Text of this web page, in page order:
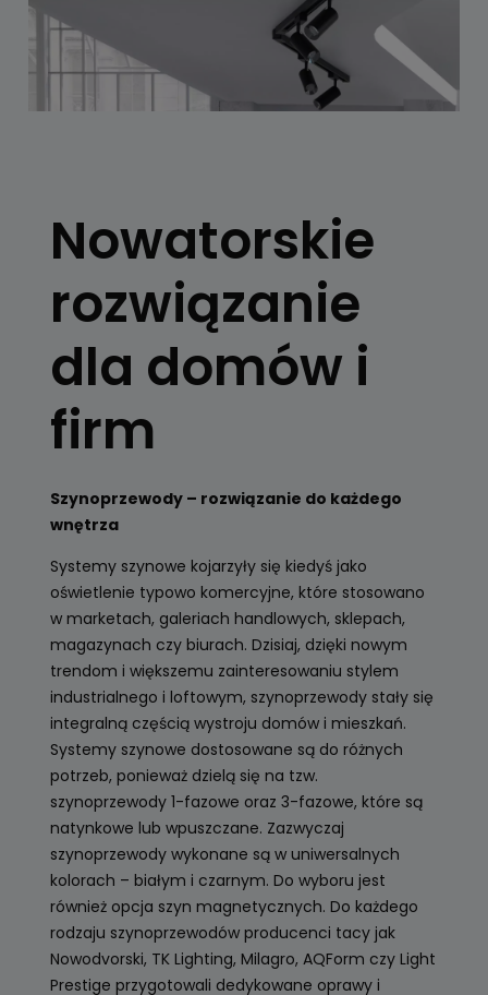
Skorzystaj z
Zobacz
Nowatorskie
rozwiązanie
dla domów i
firm
Szynoprzewody – rozwiązanie do każdego
wnętrza
Systemy szynowe kojarzyły się kiedyś jako
oświetlenie typowo komercyjne, które stosowano
w marketach, galeriach handlowych, sklepach,
magazynach czy biurach. Dzisiaj, dzięki nowym
trendom i większemu zainteresowaniu stylem
industrialnego i loftowym, szynoprzewody stały się
integralną częścią wystroju domów i mieszkań.
Systemy szynowe dostosowane są do różnych
potrzeb, ponieważ dzielą się na tzw.
szynoprzewody 1-fazowe oraz 3-fazowe, które są
natynkowe lub wpuszczane. Zazwyczaj
szynoprzewody wykonane są w uniwersalnych
kolorach – białym i czarnym. Do wyboru jest
również opcja szyn magnetycznych. Do każdego
rodzaju szynoprzewodów producenci tacy jak
Nowodvorski, TK Lighting, Milagro, AQForm czy Light
Prestige przygotowali dedykowane oprawy i